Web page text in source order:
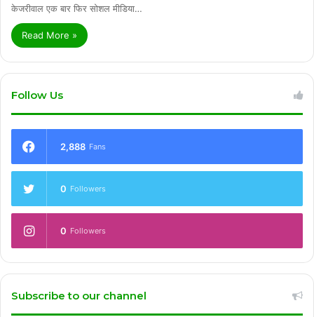
केजरीवाल एक बार फिर सोशल मीडिया…
Read More »
Follow Us
2,888 Fans
0 Followers
0 Followers
Subscribe to our channel